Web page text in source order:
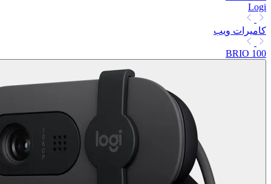
Logi
كاميرات ويب
BRIO 100